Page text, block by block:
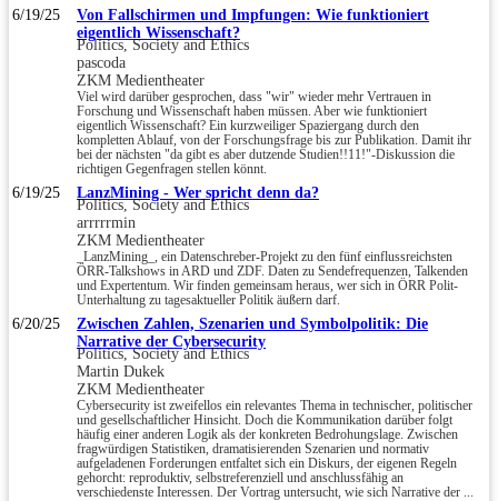
6/19/25
Von Fallschirmen und Impfungen: Wie funktioniert
eigentlich Wissenschaft?
Politics, Society and Ethics
pascoda
ZKM Medientheater
Viel wird darüber gesprochen, dass "wir" wieder mehr Vertrauen in
Forschung und Wissenschaft haben müssen. Aber wie funktioniert
eigentlich Wissenschaft? Ein kurzweiliger Spaziergang durch den
kompletten Ablauf, von der Forschungsfrage bis zur Publikation. Damit ihr
bei der nächsten "da gibt es aber dutzende Studien!!11!"-Diskussion die
richtigen Gegenfragen stellen könnt.
6/19/25 LanzMining - Wer spricht denn da?
Politics, Society and Ethics
arrrrrmin
ZKM Medientheater
_LanzMining_, ein Datenschreber-Projekt zu den fünf einflussreichsten
ÖRR-Talkshows in ARD und ZDF. Daten zu Sendefrequenzen, Talkenden
und Expertentum. Wir finden gemeinsam heraus, wer sich in ÖRR Polit-
Unterhaltung zu tagesaktueller Politik äußern darf.
6/20/25
Zwischen Zahlen, Szenarien und Symbolpolitik: Die
Narrative der Cybersecurity
Politics, Society and Ethics
Martin Dukek
ZKM Medientheater
Cybersecurity ist zweifellos ein relevantes Thema in technischer, politischer
und gesellschaftlicher Hinsicht. Doch die Kommunikation darüber folgt
häufig einer anderen Logik als der konkreten Bedrohungslage. Zwischen
fragwürdigen Statistiken, dramatisierenden Szenarien und normativ
aufgeladenen Forderungen entfaltet sich ein Diskurs, der eigenen Regeln
gehorcht: reproduktiv, selbstreferenziell und anschlussfähig an
verschiedenste Interessen. Der Vortrag untersucht, wie sich Narrative der ...